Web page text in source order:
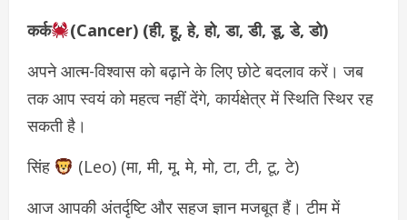
कर्क
(Cancer) (ही, हू, हे, हो, डा, डी, डू, डे, डो)
अपने आत्म-विश्वास को बढ़ाने के लिए छोटे बदलाव करें। जब
तक आप स्वयं को महत्व नहीं देंगे, कार्यक्षेत्र में स्थिति स्थिर रह
सकती है।
सिंह
(Leo) (मा, मी, मू, मे, मो, टा, टी, टू, टे)
आज आपकी अंतर्दृष्टि और सहज ज्ञान मजबूत हैं। टीम में